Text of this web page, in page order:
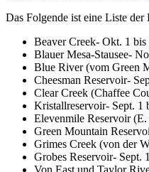
Das Folgende ist eine Liste
Beaver Creek- Okt. 1 bis
Blauer Mesa-Stausee-
Blue River (vom Green
Cheesman Reservoir-
Clear Creek (Chaffee
Kristallreservoir- Sept. 1
Elevenmile Reservoir
Green Mountain
Grimes Creek (von der
Grobes Reservoir- Sept.
Von East und Taylor